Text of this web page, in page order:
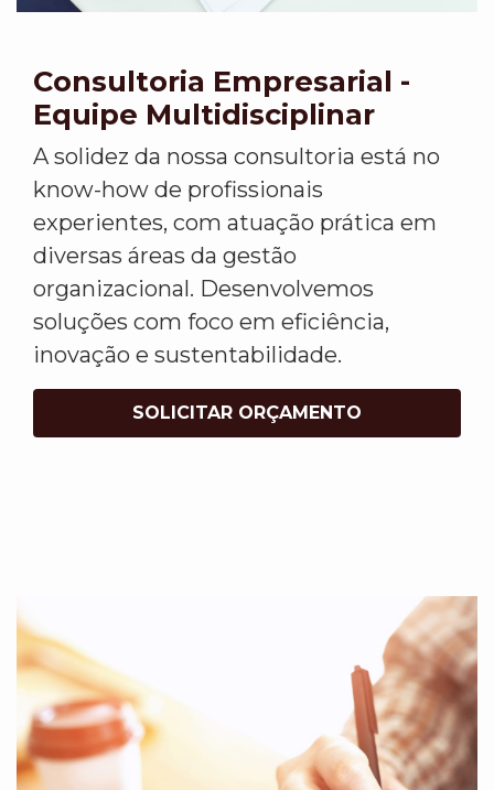
Consultoria Empresarial -
Equipe Multidisciplinar
A solidez da nossa consultoria está no
know-how de profissionais
experientes, com atuação prática em
diversas áreas da gestão
organizacional. Desenvolvemos
soluções com foco em eficiência,
inovação e sustentabilidade.
SOLICITAR ORÇAMENTO